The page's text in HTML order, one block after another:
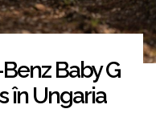
Baby G
în Ungaria